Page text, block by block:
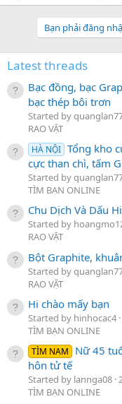
Bạn phải đăng
Latest threads
Bạc đồng, bạc
bạc thép bôi trơn
Started by
RAO VẶT
HÀ NỘI Tổng kho
cực than chì, tấm
Started by
TÌM BẠN ONLINE
Chu Dịch Và Dấu
Started by
RAO VẶT
Bột Graphite,
Started by
RAO VẶT
Hi chào mấy bạn
Started by hinhocac4
TÌM BẠN ONLINE
TÌM NAM
Nữ 45
hôn tử tế
Started by lannga08
TÌM BẠN ONLINE